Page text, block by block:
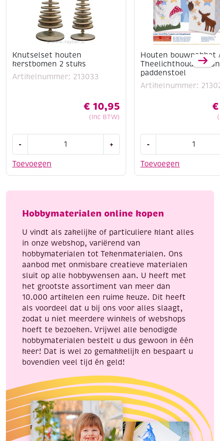
Knutselset houten
kerstbomen 2 stuks
Artikelnummer: 213033
€ 10,95
(Inc BTW)
Toevoegen
-
kerstbomen
aantal
+
Houten bouwpakket
Theelichthouder
paddenstoel
Artikelnummer:
€
Toevoegen
-
/
en
aantal
Hobbymaterialen online kopen
U vindt als zakelijke of particuliere klant alles
in onze webshop, variërend van
hobbymaterialen tot Tekenmaterialen. Ons
aanbod met onmisbare creatieve materialen
sluit op alle hobbywensen aan. U heeft met
het grootste assortiment van meer dan
10.000 artikelen een ruime keuze. Dit heeft
als voordeel dat u bij ons voor alles slaagt,
zodat u niet meerdere winkels of webshops
hoeft te bezoeken. Vrijwel alle benodigde
hobbymaterialen bestelt u dus gewoon in één
keer! Dat is wel zo gemakkelijk en bespaart u
bovendien veel tijd én geld!